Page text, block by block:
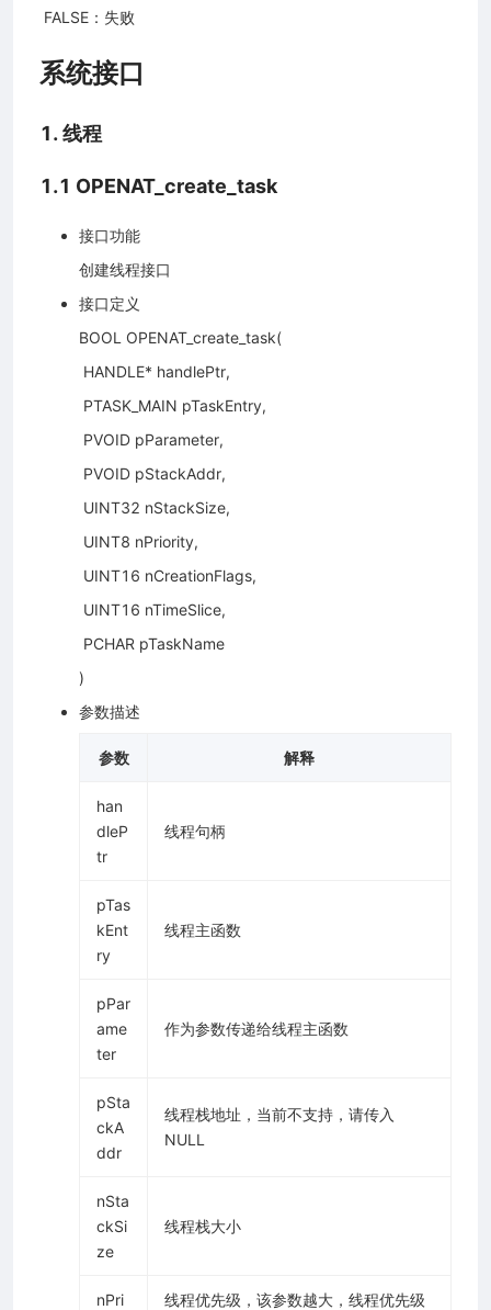
​ FALSE：失败
系统接口
1. 线程
1.1 OPENAT_create_task
接口功能
创建线程接口
接口定义
BOOL OPENAT_create_task(
​ HANDLE* handlePtr,
​ PTASK_MAIN pTaskEntry,
​ PVOID pParameter,
​ PVOID pStackAddr,
​ UINT32 nStackSize,
​ UINT8 nPriority,
​ UINT16 nCreationFlags,
​ UINT16 nTimeSlice,
​ PCHAR pTaskName
)
参数描述
参数 解释
han
dleP
tr
线程句柄
pTas
kEnt
ry
线程主函数
pPar
ame
ter
作为参数传递给线程主函数
pSta
ckA
ddr
线程栈地址，当前不支持，请传入
NULL
nSta
ckSi
ze
线程栈大小
nPri
线程优先级，该参数越大，线程优先级